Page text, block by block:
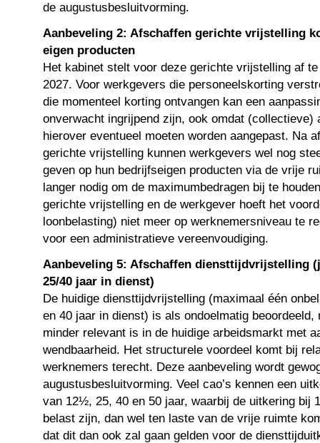
de augustusbesluitvorming.
Aanbeveling 2: Afschaffen gerichte vrijstelling
eigen producten
Het kabinet stelt voor deze gerichte vrijstelling af
2027. Voor werkgevers die personeelskorting
die momenteel korting ontvangen kan een
onverwacht ingrijpend zijn, ook omdat (collectieve)
hierover eventueel moeten worden aangepast. Na
gerichte vrijstelling kunnen werkgevers wel nog
geven op hun bedrijfseigen producten via de vrije
langer nodig om de maximumbedragen bij te
gerichte vrijstelling en de werkgever hoeft het
loonbelasting) niet meer op werknemersniveau te
voor een administratieve vereenvoudiging.
Aanbeveling 5: Afschaffen diensttijdvrijstelling
25/40 jaar in dienst)
De huidige diensttijdvrijstelling (maximaal één
en 40 jaar in dienst) is als ondoelmatig beoordeeld,
minder relevant is in de huidige arbeidsmarkt met
wendbaarheid. Het structurele voordeel komt bij
werknemers terecht. Deze aanbeveling wordt
augustusbesluitvorming. Veel cao’s kennen een
van 12½, 25, 40 en 50 jaar, waarbij de uitkering bij
belast zijn, dan wel ten laste van de vrije ruimte
dat dit dan ook zal gaan gelden voor de